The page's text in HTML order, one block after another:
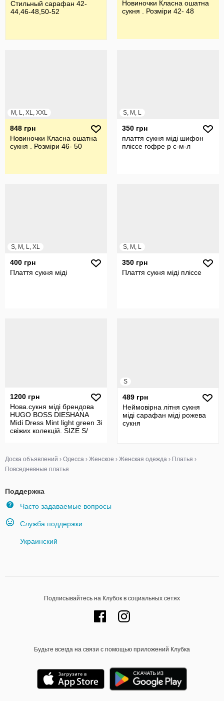
Стильный сарафан 42-
44,46-48,50-52
Новиночки Класна ошатна
сукня . Розміри 42- 48
M, L, XL, XXL
848 грн
Новиночки Класна ошатна
сукня . Розміри 46- 50
S, M, L
350 грн
плаття сукня міді шифон
пліссе гофре р с-м-л
S, M, L, XL
400 грн
Плаття сукня міді
S, M, L
350 грн
Плаття сукня міді пліссе
1200 грн
Нова.сукня міді брендова
HUGO BOSS DIESHANA
Midi Dress Mint light green Зі
свіжих колекцій. SIZE S/
S
489 грн
Неймовірна літня сукня
міді сарафан міді рожева
сукня
Доска объявлений › Одесса › Женское › Женская одежда › Платья ›
Повседневные платья
Поддержка
Часто задаваемые вопросы
Служба поддержки
Украинский
Подписывайтесь на Клубок в социальных сетях
Будьте всегда на связи с помощью приложений Клубка